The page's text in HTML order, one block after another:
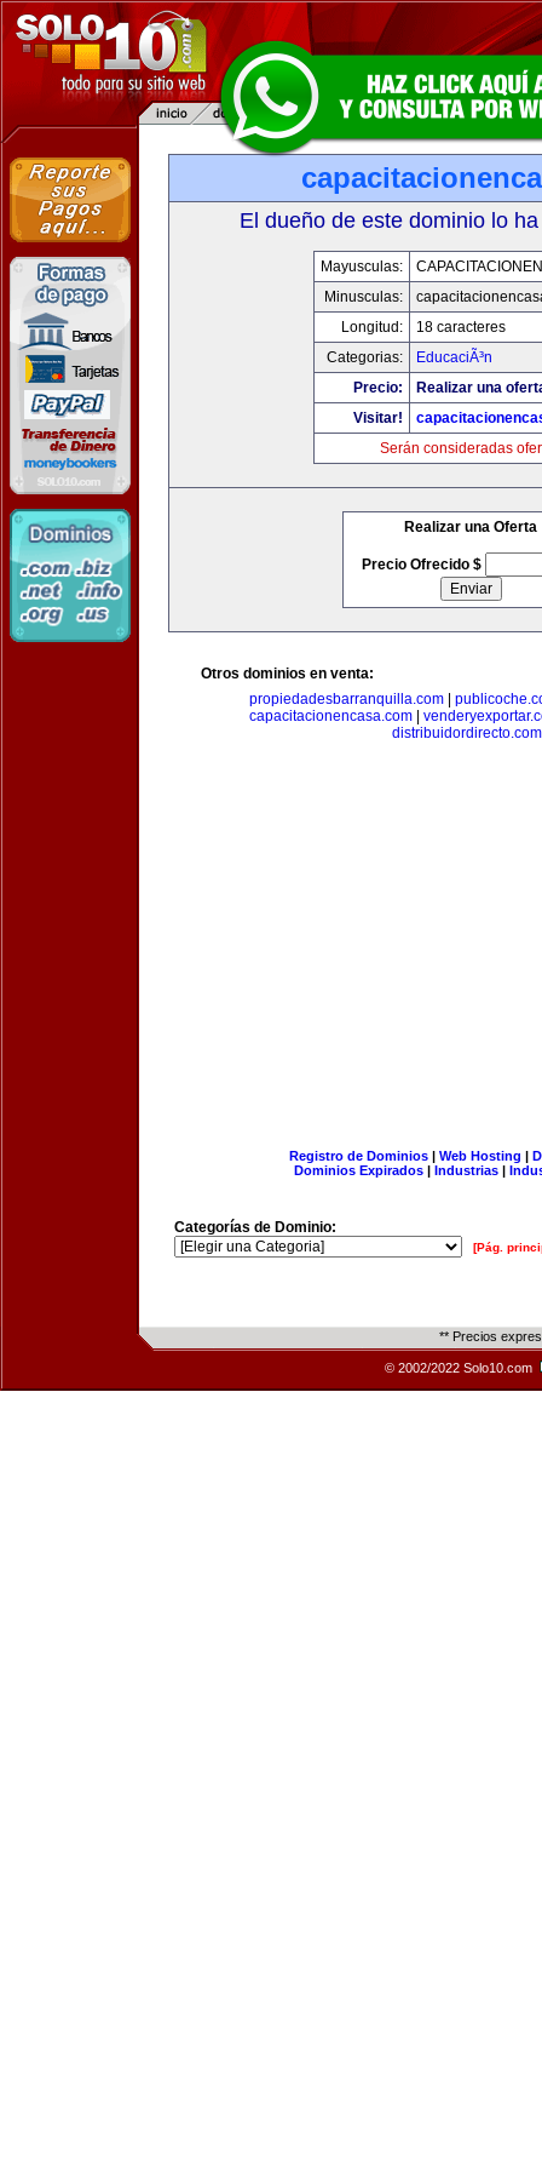
El dueño de este dominio lo
Mayusculas:
Minusculas:
Longitud:
18 caracteres
Categorias:
EducaciÃ³n
Precio:
Realizar una
Visitar!
Serán consideradas
Realizar una Oferta
Precio Ofrecido $
Otros dominios en venta:
propiedadesbarranquilla.com
capacitacionencasa.com|
distribuidordirecto.com
Registro de Dominios| Web Hosting |
Dominios Expirados | Industrias |
Categorías de Dominio:
[Pág.
** Precios
© 2002/2022 Solo10.com